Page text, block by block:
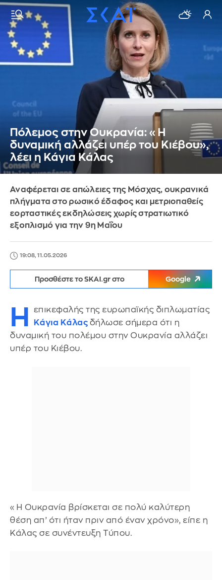
Πόλεμος στην Ουκρανία: «Η
δυναμική αλλάζει υπέρ του Κιέβου»,
λέει η Κάγια Κάλας
Αναφέρεται σε απώλειες της Μόσχας, ουκρανικά
πλήγματα στο ρωσικό έδαφος και μετριοπαθείς
εορταστικές εκδηλώσεις χωρίς στρατιωτικό
εξοπλισμό για την 9η Μαΐου
19:08, 11.05.2026
Προσθέστε το SKAI.gr στο Google
Η
επικεφαλής της ευρωπαϊκής διπλωματίας
Κάγια Κάλας δήλωσε σήμερα ότι η
δυναμική του πολέμου στην Ουκρανία αλλάζει
υπέρ του Κιέβου.
«Η Ουκρανία βρίσκεται σε πολύ καλύτερη
θέση απ’ ότι ήταν πριν από έναν χρόνο», είπε η
Κάλας σε συνέντευξη Τύπου.